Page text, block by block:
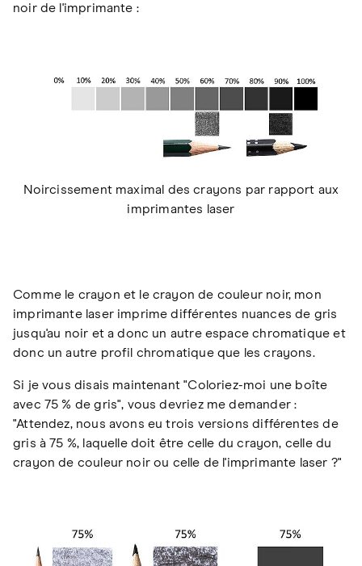
noir de l'imprimante :
Noircissement maximal des crayons par rapport aux
imprimantes laser
Comme le crayon et le crayon de couleur noir, mon
imprimante laser imprime différentes nuances de gris
jusqu'au noir et a donc un autre espace chromatique et
donc un autre profil chromatique que les crayons.
Si je vous disais maintenant "Coloriez-moi une boîte
avec 75 % de gris", vous devriez me demander :
"Attendez, nous avons eu trois versions différentes de
gris à 75 %, laquelle doit être celle du crayon, celle du
crayon de couleur noir ou celle de l'imprimante laser ?"